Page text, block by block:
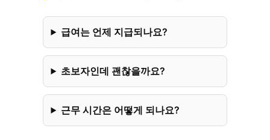
급여는 언제 지급되나요?
초보자인데 괜찮을까요?
근무 시간은 어떻게 되나요?